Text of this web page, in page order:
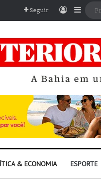
Seguir Entrar
& ECONOMIA ESPORTE